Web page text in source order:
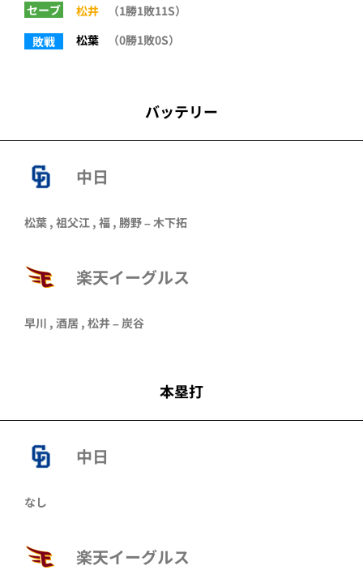
セーブ
松井
（1勝1敗11S）
敗戦
松葉 （0勝1敗0S）
バッテリー
中日
松葉 , 祖父江 , 福 , 勝野 – 木下拓
楽天イーグルス
早川 , 酒居 , 松井– 炭谷
本塁打
中日
なし
楽天イーグルス